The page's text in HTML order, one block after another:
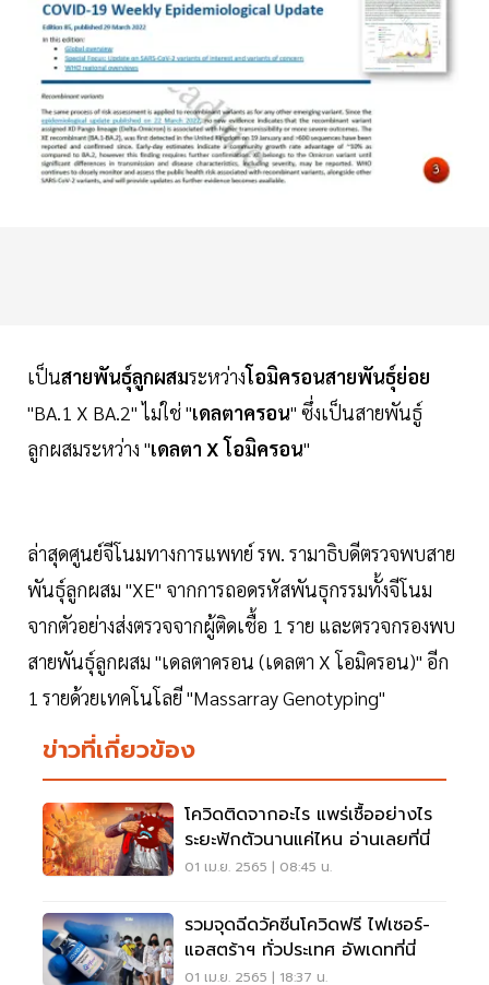
เป็นสายพันธุ์ลูกผสมระหว่างโอมิครอนสายพันธุ์ย่อย
"BA.1 X BA.2" ไม่ใช่ "เดลตาครอน" ซึ่งเป็นสายพันธู์
ลูกผสมระหว่าง "เดลตา X โอมิครอน"
ล่าสุดศูนย์จีโนมทางการแพทย์ รพ. รามาธิบดีตรวจพบสาย
พันธุ์ลูกผสม "XE" จากการถอดรหัสพันธุกรรมทั้งจีโนม
จากตัวอย่างส่งตรวจจากผู้ติดเชื้อ 1 ราย และตรวจกรองพบ
สายพันธุ์ลูกผสม "เดลตาครอน (เดลตา X โอมิครอน)" อีก
1 รายด้วยเทคโนโลยี "Massarray Genotyping"
ข่าวที่เกี่ยวข้อง
โควิดติดจากอะไร แพร่เชื้ออย่างไร
ระยะฟักตัวนานแค่ไหน อ่านเลยที่นี่
01 เม.ย. 2565 | 08:45 น.
รวมจุดฉีดวัคซีนโควิดฟรี ไฟเซอร์-
แอสตร้าฯ ทั่วประเทศ อัพเดทที่นี่
01 เม.ย. 2565 | 18:37 น.